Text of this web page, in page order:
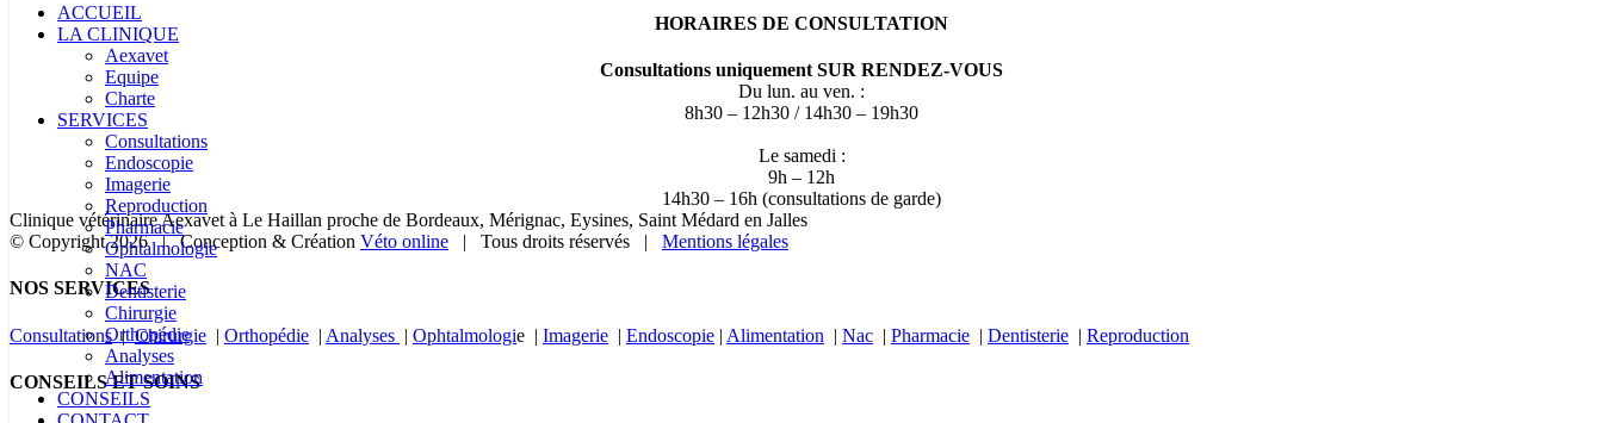
ACCUEIL
LA CLINIQUE
Aexavet
Equipe
Charte
SERVICES
Consultations
Endoscopie
Imagerie
Reproduction
Pharmacie
Ophtalmologie
NAC
Dentisterie
Chirurgie
Orthopédie
Analyses
Alimentation
CONSEILS
HORAIRES DE CONSULTATION
Consultations uniquement SUR RENDEZ-VOUS
Du lun. au ven. :
8h30 – 12h30 / 14h30 – 19h30
Le samedi :
9h – 12h
14h30 – 16h (consultations de garde)
Clinique vétérinaire Aexavet à Le Haillan proche de Bordeaux, Mérignac, Eysines, Saint Médard en Jalles
© Copyright2026 | Conception & Création Véto online | Tous droits réservés | Mentions légales
Bascule
la
de
la
barre
NOS SERVICES
Consultations|Chirurgie | Orthopédie | Analyses | Ophtalmologie | Imagerie | Endoscopie | Alimentation | Nac | Pharmacie | Dentisterie | Reproduction
CONSEILS ET SOINS